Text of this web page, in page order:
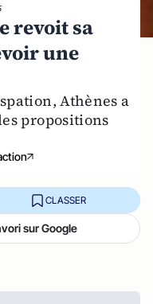
revoit sa
une
Athènes a
propositions
CLASSER
sur Google